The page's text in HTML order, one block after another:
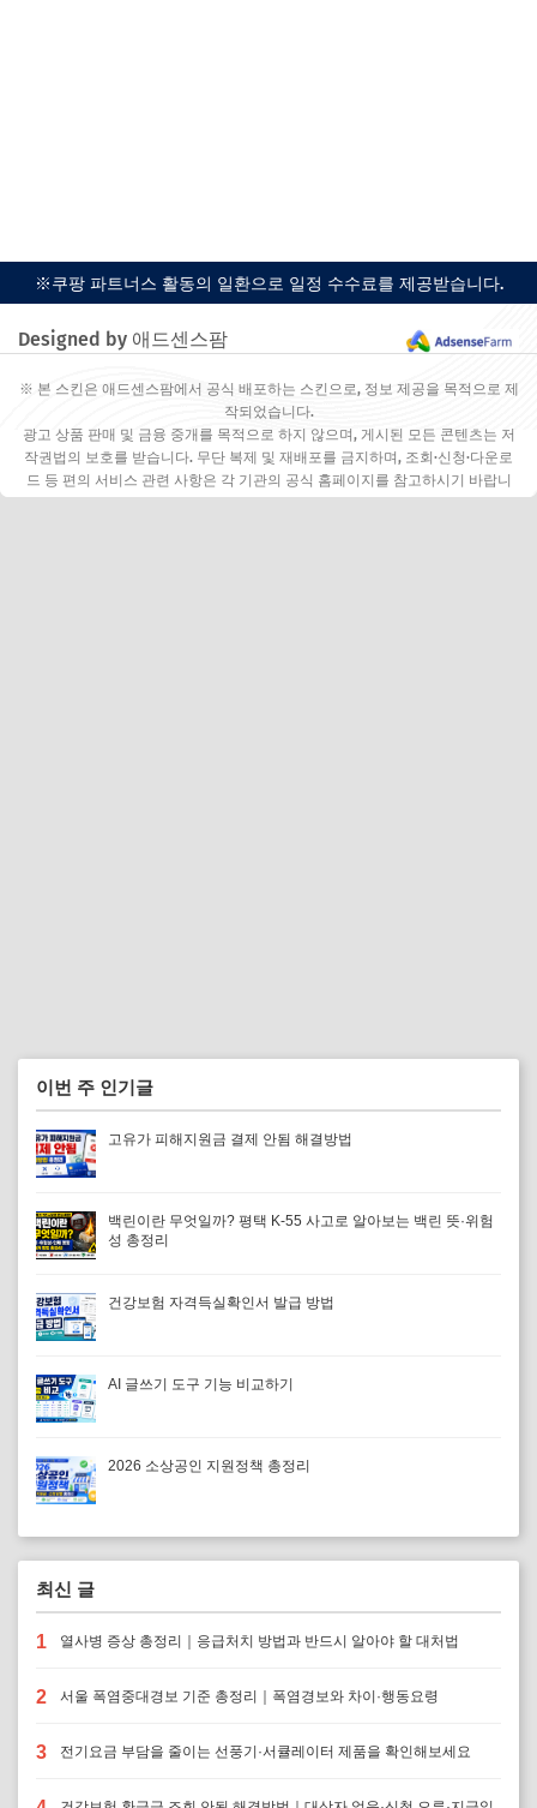
※쿠팡 파트너스 활동의 일환으로 일정 수수료를 제공받습니다.
Designed by 애드센스팜
※ 본 스킨은 애드센스팜에서 공식 배포하는 스킨으로, 정보 제공을 목적으로 제
작되었습니다.
광고 상품 판매 및 금융 중개를 목적으로 하지 않으며, 게시된 모든 콘텐츠는 저
작권법의 보호를 받습니다. 무단 복제 및 재배포를 금지하며, 조회·신청·다운로
드 등 편의 서비스 관련 사항은 각 기관의 공식 홈페이지를 참고하시기 바랍니
이번 주 인기글
고유가 피해지원금 결제 안됨 해결방법
백린이란 무엇일까? 평택 K-55 사고로 알아보는 백린 뜻·위험
성 총정리
건강보험 자격득실확인서 발급 방법
AI 글쓰기 도구 기능 비교하기
2026 소상공인 지원정책 총정리
최신 글
1 열사병 증상 총정리｜응급처치 방법과 반드시 알아야 할 대처법
2 서울 폭염중대경보 기준 총정리｜폭염경보와 차이·행동요령
3 전기요금 부담을 줄이는 선풍기·서큘레이터 제품을 확인해보세요